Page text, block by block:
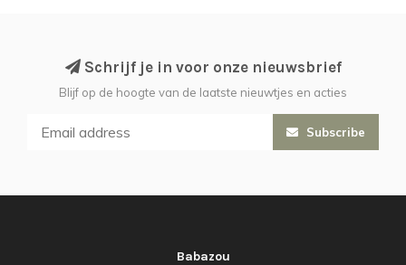
Schrijf je in voor onze nieuwsbrief
Blijf op de hoogte van de laatste nieuwtjes en acties
Subscribe
Babazou